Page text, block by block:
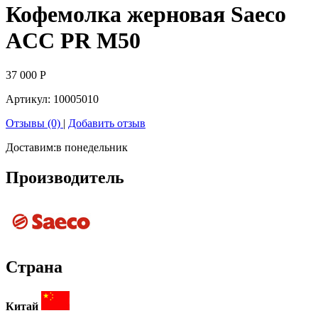
Кофемолка жерновая Saeco
ACC PR M50
37 000 Р
Артикул: 10005010
Отзывы (0) | Добавить отзыв
Доставим:в понедельник
Производитель
Страна
Китай